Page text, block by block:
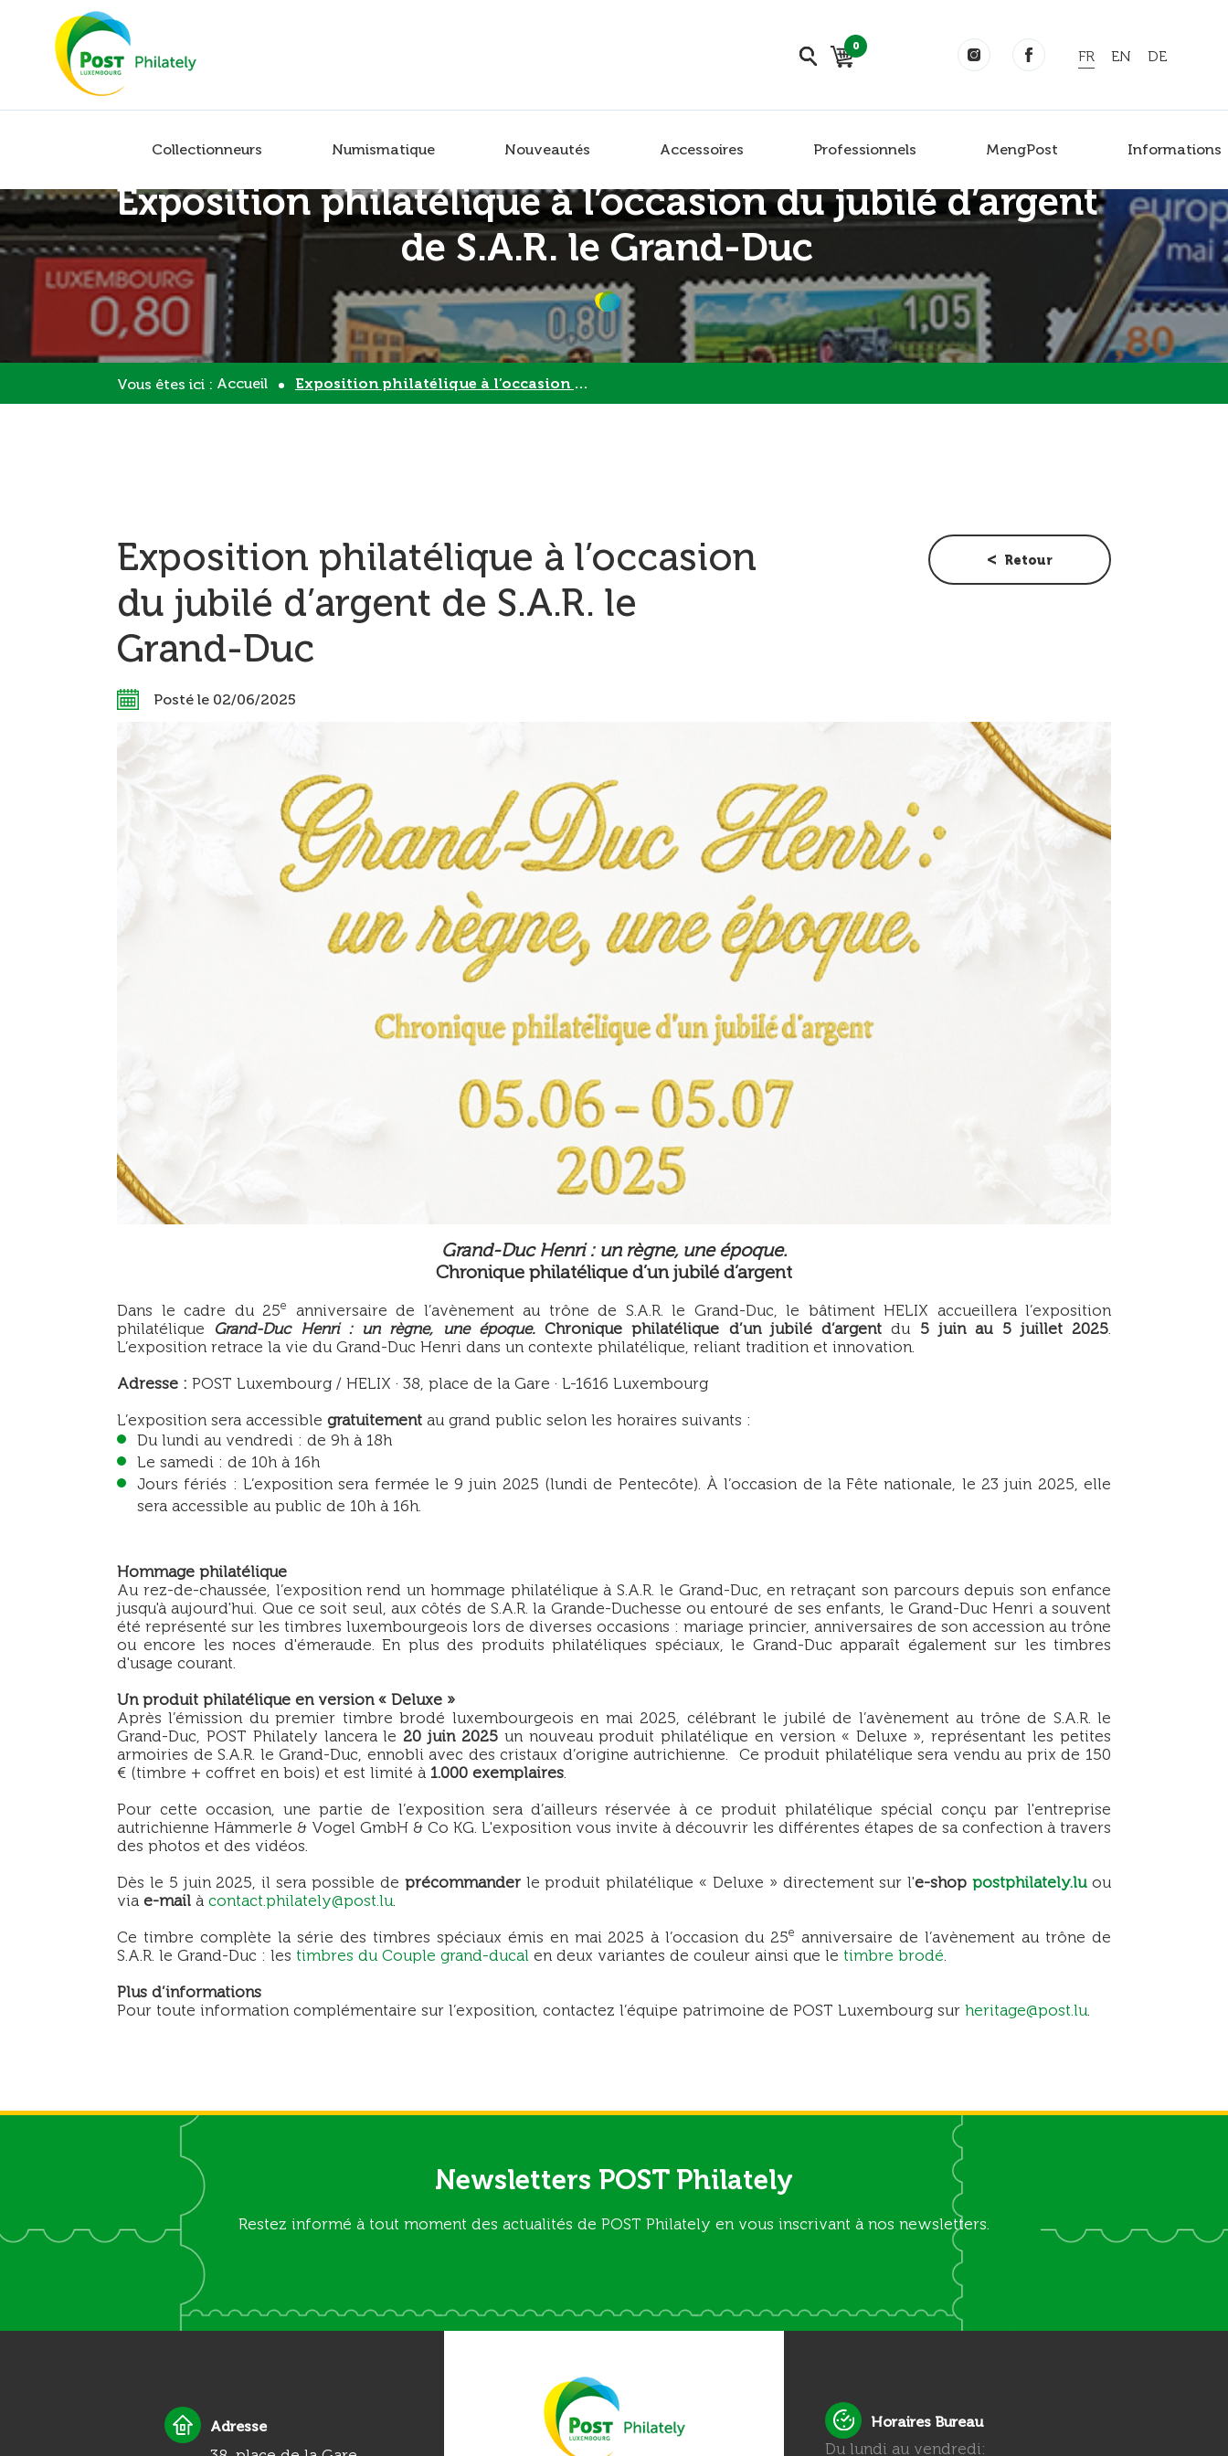
Collectionneurs Numismatique Nouveautés Accessoires Professionnels MengPost Informations
0
FR EN DE
Exposition philatélique à l’occasion du jubilé d’argent
de S.A.R. le Grand-Duc
Vous êtes ici : Accueil Exposition philatélique à l’occasion du jubilé d’argent de S.A.R. le Grand-Duc
Exposition philatélique à l’occasion
du jubilé d’argent de S.A.R. le
Grand-Duc
Posté le 02/06/2025
Retour
Grand-Duc Henri : un règne, une époque.
Chronique philatélique d’un jubilé d’argent
Dans le cadre du 25e
anniversaire de l’avènement au trône de S.A.R. le Grand-Duc, le bâtiment HELIX accueillera l’exposition
philatélique Grand-Duc Henri : un règne, une époque.Chronique philatélique d’un jubilé d’argent du 5 juin au 5 juillet 2025
L’exposition retrace la vie du Grand-Duc Henri dans un contexte philatélique, reliant tradition et innovation.
Adresse : POST Luxembourg / HELIX · 38, place de la Gare · L-1616 Luxembourg
L’exposition sera accessible gratuitement au grand public selon les horaires suivants :
Du lundi au vendredi : de 9h à 18h
Le samedi : de 10h à 16h
Jours fériés : L’exposition sera fermée le 9 juin 2025 (lundi de Pentecôte). À l’occasion de la Fête nationale, le 23 juin 2025, elle
sera accessible au public de 10h à 16h.
Hommage philatélique
Au rez-de-chaussée, l’exposition rend un hommage philatélique à S.A.R. le Grand-Duc, en retraçant son parcours depuis son enfance
jusqu'à aujourd'hui. Que ce soit seul, aux côtés de S.A.R. la Grande-Duchesse ou entouré de ses enfants, le Grand-Duc Henri a souvent
été représenté sur les timbres luxembourgeois lors de diverses occasions : mariage princier, anniversaires de son accession au trône
ou encore les noces d'émeraude. En plus des produits philatéliques spéciaux, le Grand-Duc apparaît également sur les timbres
d'usage courant.
Un produit philatélique en version « Deluxe »
Après l’émission du premier timbre brodé luxembourgeois en mai 2025, célébrant le jubilé de l’avènement au trône de S.A.R. le
Grand-Duc, POST Philately lancera le20 juin 2025un nouveau produit philatélique en version « Deluxe », représentant les petites
armoiries de S.A.R. le Grand-Duc, ennobli avec des cristaux d’origine autrichienne. Ce produit philatélique sera vendu au prix de 150
€ (timbre + coffret en bois) et est limité à 1.000 exemplaires
Pour cette occasion, une partie de l’exposition sera d’ailleurs réservée à ce produit philatélique spécial conçu par l'entreprise
autrichienne Hämmerle & Vogel GmbH & Co KG. L'exposition vous invite à découvrir les différentes étapes de sa confection à travers
des photos et des vidéos.
Dès le 5 juin 2025, il sera possible de précommanderle produit philatélique « Deluxe » directement sur l'e-shop postphilately.luou
via e-mail à contact.philately@post.lu
Ce timbre complète la série des timbres spéciaux émis en mai 2025 à l’occasion du 25e anniversaire de l’avènement au trône de
S.A.R. le Grand-Duc : les timbres du Couple grand-ducal en deux variantes de couleur ainsi que le timbre brodé
Plus d’informations
Pour toute information complémentaire sur l’exposition, contactez l’équipe patrimoine de POST Luxembourg sur heritage@post.lu
Newsletters POST Philately
Restez informé à tout moment des actualités de POST Philately en vous inscrivant à nos newsletters.
Adresse Horaires Bureau
Du lundi au vendredi: